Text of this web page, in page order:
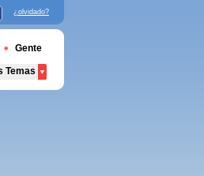
¿olvidado?
Gente
Temas